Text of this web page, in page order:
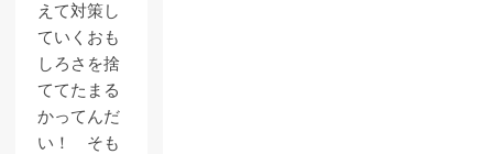
えて対策し
ていくおも
しろさを捨
ててたまる
かってんだ
い！ そも